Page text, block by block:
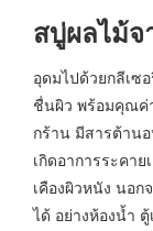
สบู่ผลไม้
อุดมไปด้วยกลีเ
ชื่นผิว พร้อมคุณค่
กร้าน มีสารต้าน
เกิดอาการระคา
เคืองผิวหนัง นอ
ได้ อย่างห้องน้ำ